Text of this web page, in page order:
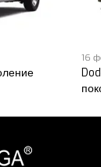
16